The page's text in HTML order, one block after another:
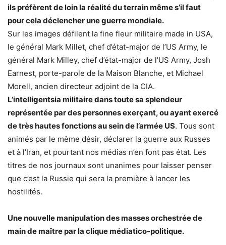
ils préfèrent de loin la réalité du terrain même s’il faut
pour cela déclencher une guerre mondiale.
Sur les images défilent la fine fleur militaire made in USA,
le général Mark Millet, chef d’état-major de l’US Army, le
général Mark Milley, chef d’état-major de l’US Army, Josh
Earnest, porte-parole de la Maison Blanche, et Michael
Morell, ancien directeur adjoint de la CIA.
L’intelligentsia militaire dans toute sa splendeur
représentée par des personnes exerçant, ou ayant exercé
de très hautes fonctions au sein de l’armée US. Tous sont
animés par le même désir, déclarer la guerre aux Russes
et à l’Iran, et pourtant nos médias n’en font pas état. Les
titres de nos journaux sont unanimes pour laisser penser
que c’est la Russie qui sera la première à lancer les
hostilités.
Une nouvelle manipulation des masses orchestrée de
main de maître par la clique médiatico-politique.